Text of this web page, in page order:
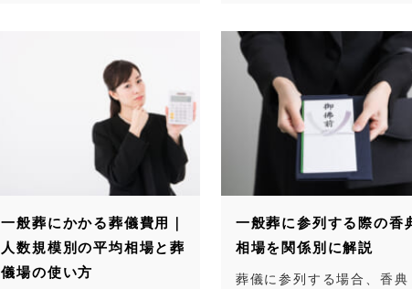
一般葬にかかる葬儀費用｜
人数規模別の平均相場と葬
儀場の使い方
一般葬に参列する際の香
相場を関係別に解説
葬儀に参列する場合、香典